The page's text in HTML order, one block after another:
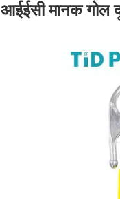
आईईसी मानक गोल